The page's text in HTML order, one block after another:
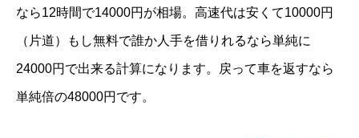
なら12時間で14000円が相場。高速代は安くて10000円
（片道）もし無料で誰か人手を借りれるなら単純に
24000円で出来る計算になります。戻って車を返すなら
単純倍の48000円です。